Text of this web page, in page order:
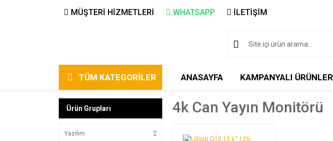
MÜŞTERİ HİZMETLERİ WHATSAPP İLETİŞİM
TÜM KATEGORİLER ANASAYFA KAMPANYALI ÜRÜNLER
Ürün Grupları
Yazılım
4k Can Yayın Monitörü